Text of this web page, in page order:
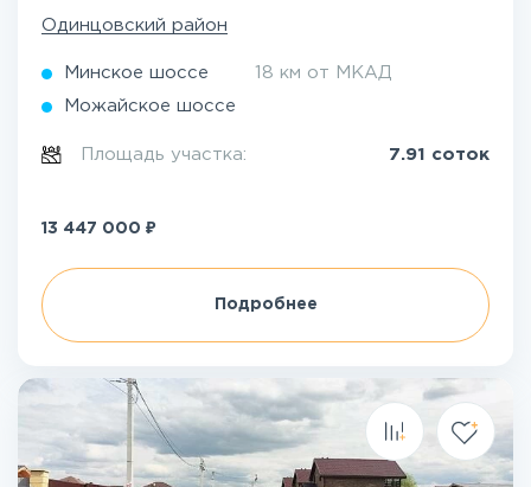
Одинцовский район
Минское шоссе 18 км от МКАД
Можайское шоссе
Площадь участка: 7.91 соток
13 447 000 ₽
Подробнее